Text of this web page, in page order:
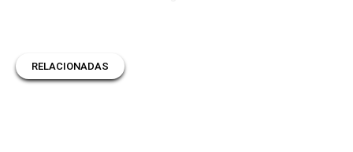
RELACIONADAS